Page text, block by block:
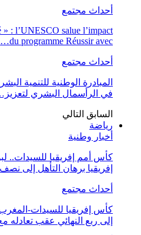
أحداث مجتمع
: l’UNESCO salue l’impact
du programme Réussir avec…
أحداث مجتمع
المبادرة الوطنية للتنمية
في الرأسمال البشري
السابق التالي
رياضة
أخبار وطنية
كأس أمم إفريقيا للسيدات..
إفريقيا برهان التأهل إلى
أحداث مجتمع
إلى ربع النهائي عقب تعادله